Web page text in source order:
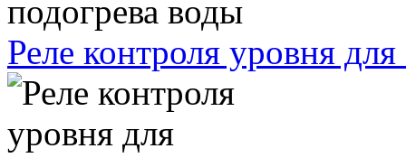
Реле контроля уровня